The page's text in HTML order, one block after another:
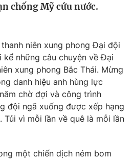
chống Mỹ cứu nước.
niên xung phong Đại đội
kể những câu chuyện về Đại
xung phong Bắc Thái. Mừng
danh hiệu anh hùng lực
chờ đợi và công trình
đội ngã xuống được xếp hạng
vì mỗi lần về quê là mỗi lần
một chiến dịch ném bom